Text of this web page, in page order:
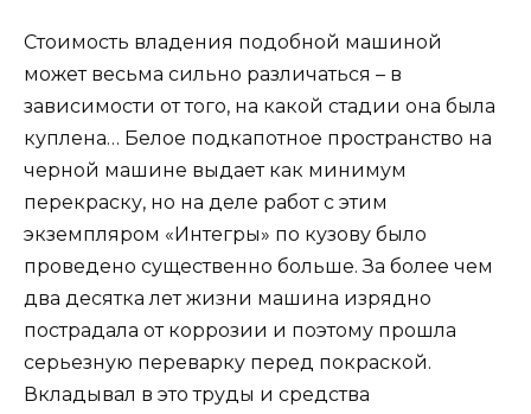
Стоимость владения подобной машиной
может весьма сильно различаться – в
зависимости от того, на какой стадии она была
куплена… Белое подкапотное пространство на
черной машине выдает как минимум
перекраску, но на деле работ с этим
экземпляром «Интегры» по кузову было
проведено существенно больше. За более чем
два десятка лет жизни машина изрядно
пострадала от коррозии и поэтому прошла
серьезную переварку перед покраской.
Вкладывал в это труды и средства